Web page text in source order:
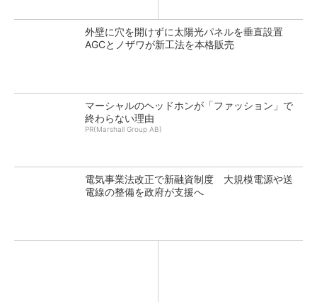
外壁に穴を開けずに太陽光パネルを垂直設置
AGCとノザワが新工法を本格販売
マーシャルのヘッドホンが「ファッション」で
終わらない理由
PR(Marshall Group AB)
電気事業法改正で新融資制度 大規模電源や送
電線の整備を政府が支援へ